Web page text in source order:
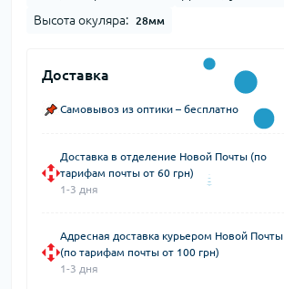
Высота окуляра: 28мм
Доставка
Самовывоз из оптики – бесплатно
Доставка в отделение Новой Почты (по
тарифам почты от 60 грн)
1-3 дня
Адресная доставка курьером Новой Почты
(по тарифам почты от 100 грн)
1-3 дня